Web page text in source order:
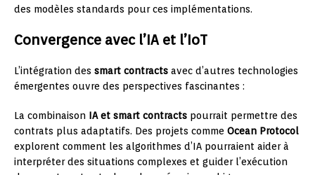
des modèles standards pour ces implémentations.
Convergence avec l’IA et l’IoT
L’intégration des smart contracts avec d’autres technologies
émergentes ouvre des perspectives fascinantes :
La combinaison IA et smart contracts pourrait permettre des
contrats plus adaptatifs. Des projets comme Ocean Protocol
explorent comment les algorithmes d’IA pourraient aider à
interpréter des situations complexes et guider l’exécution